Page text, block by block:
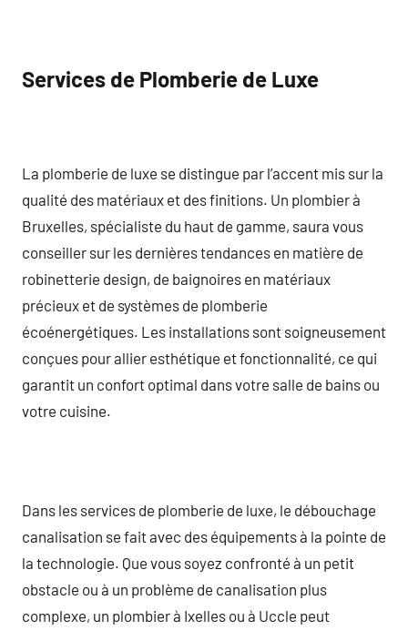
Services de Plomberie de Luxe
La plomberie de luxe se distingue par l’accent mis sur la
qualité des matériaux et des finitions. Un plombier à
Bruxelles, spécialiste du haut de gamme, saura vous
conseiller sur les dernières tendances en matière de
robinetterie design, de baignoires en matériaux
précieux et de systèmes de plomberie
écoénergétiques. Les installations sont soigneusement
conçues pour allier esthétique et fonctionnalité, ce qui
garantit un confort optimal dans votre salle de bains ou
votre cuisine.
Dans les services de plomberie de luxe, le débouchage
canalisation se fait avec des équipements à la pointe de
la technologie. Que vous soyez confronté à un petit
obstacle ou à un problème de canalisation plus
complexe, un plombier à Ixelles ou à Uccle peut